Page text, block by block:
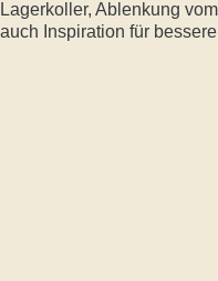
Lagerkoller, Ablenkung
auch Inspiration für